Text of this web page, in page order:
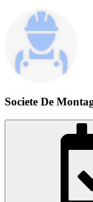
Societe De